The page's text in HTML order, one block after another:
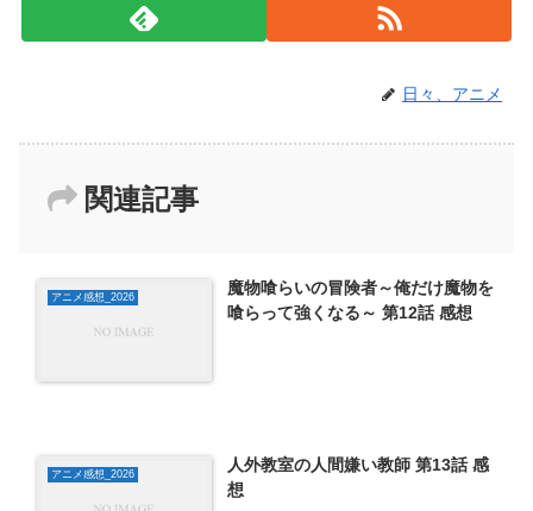
日々、アニメ
関連記事
アニメ感想_2026
魔物喰らいの冒険者～俺だけ魔物を
喰らって強くなる～ 第12話 感想
アニメ感想_2026
人外教室の人間嫌い教師 第13話 感
想